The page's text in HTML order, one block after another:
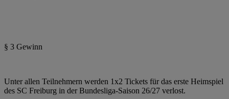
§ 3 Gewinn
Unter allen Teilnehmern werden 1x2 Tickets für das erste Heimspiel
des SC Freiburg in der Bundesliga-Saison 26/27 verlost.